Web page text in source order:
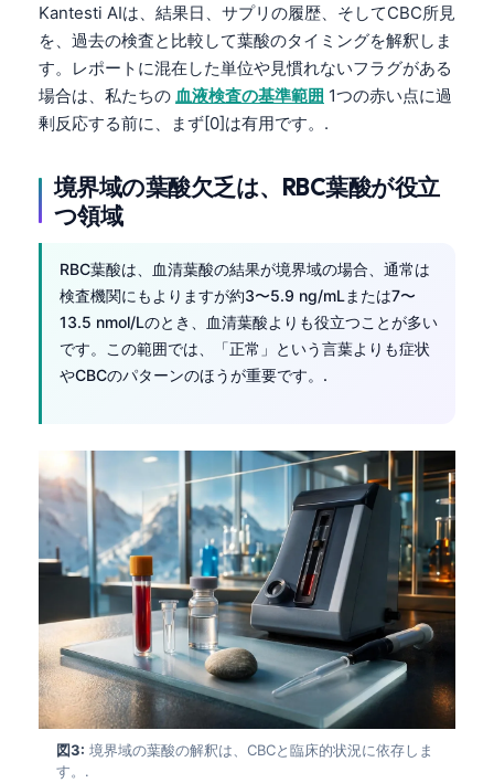
Kantesti AIは、結果日、サプリの履歴、そしてCBC所見
を、過去の検査と比較して葉酸のタイミングを解釈しま
す。レポートに混在した単位や見慣れないフラグがある
場合は、私たちの 血液検査の基準範囲 1つの赤い点に過
剰反応する前に、まず[0]は有用です。.
境界域の葉酸欠乏は、RBC葉酸が役立
つ領域
RBC葉酸は、血清葉酸の結果が境界域の場合、通常は
検査機関にもよりますが約3〜5.9 ng/mLまたは7〜
13.5 nmol/Lのとき、血清葉酸よりも役立つことが多い
です。この範囲では、「正常」という言葉よりも症状
やCBCのパターンのほうが重要です。.
図3: 境界域の葉酸の解釈は、CBCと臨床的状況に依存しま
す。.